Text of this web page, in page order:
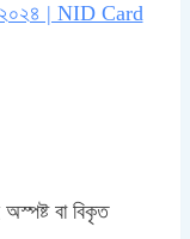
২০২৪ | NID Card
বা বিকৃত